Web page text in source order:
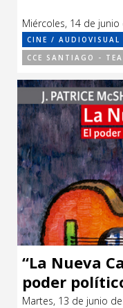
Miércoles, 14 de junio
CINE / AUDIOVISUAL
CCE SANTIAGO -
“La Nueva
poder
1973”
Martes, 13 de junio de